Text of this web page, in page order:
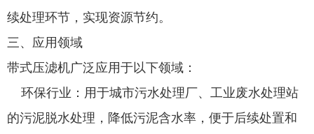
续处理环节，实现资源节约。
三、应用领域
带式压滤机广泛应用于以下领域：
环保行业：用于城市污水处理厂、工业废水处理站
的污泥脱水处理，降低污泥含水率，便于后续处置和